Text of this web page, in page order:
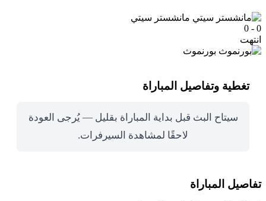
مانشستر سيتي
0 - 0
انتهت
بورنموث
تغطية وتفاصيل المباراة
سيتاح البث قبل بداية المباراة بقليل — يُرجى العودة
لاحقًا لمشاهدة السيرفرات.
تفاصيل المباراة